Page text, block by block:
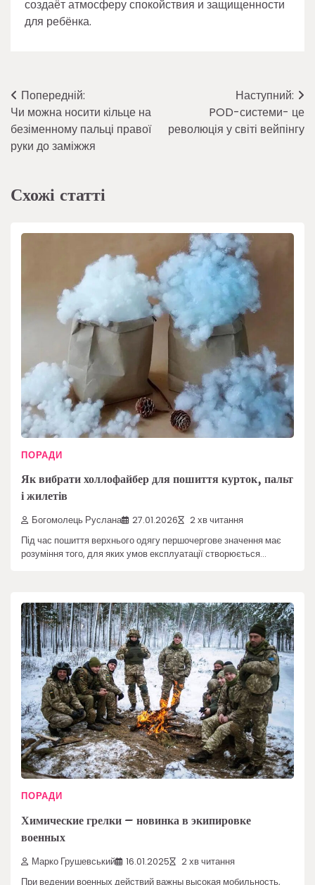
создаёт атмосферу спокойствия и защищенности
для ребёнка.
Навігація
записів
Попередній:
Чи можна носити кільце на
безіменному пальці правої
руки до заміжжя
Наступний:
POD-системи- це
революція у світі вейпінгу
Схожі статті
ПОРАДИ
Як вибрати холлофайбер для пошиття курток, пальт
і жилетів
Богомолець Руслана 27.01.2026 2 хв читання
Під час пошиття верхнього одягу першочергове значення має
розуміння того, для яких умов експлуатації створюється…
ПОРАДИ
Химические грелки – новинка в экипировке
военных
Марко Грушевський 16.01.2025 2 хв читання
При ведении военных действий важны высокая мобильность,